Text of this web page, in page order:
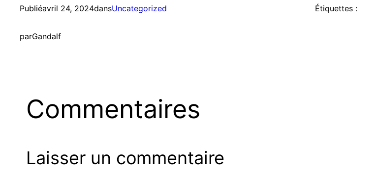
Publiéavril 24, 2024dansUncategorized
parGandalf
Étiquettes :
Commentaires
Laisser un commentaire